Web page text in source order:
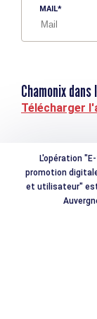
MAIL
Chamonix dans
Télécharger
L'opération
promotion
et utilisateur" est